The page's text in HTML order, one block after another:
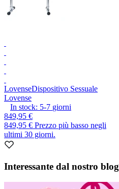
LovenseDispositivo Sessuale
Lovense
In stock: 5-7 giorni
849,95 €
849,95 € Prezzo più basso negli
ultimi 30 giorni.
Interessante dal nostro blog